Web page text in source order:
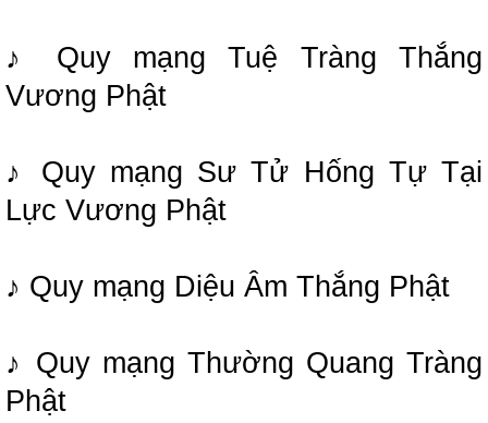
♪ Quy mạng Tuệ Tràng Thắng
Vương Phật
♪ Quy mạng Sư Tử Hống Tự Tại
Lực Vương Phật
♪ Quy mạng Diệu Âm Thắng Phật
♪ Quy mạng Thường Quang Tràng
Phật